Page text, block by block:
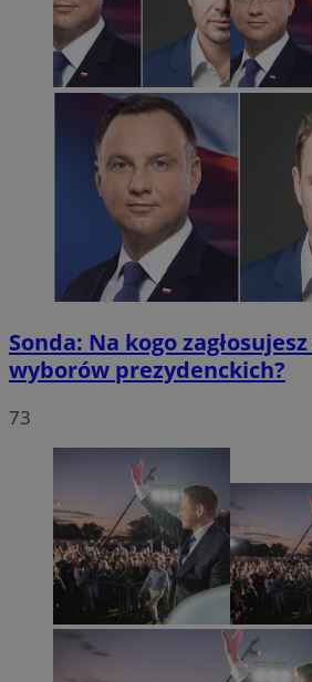
Sonda: Na kogo
wyborów prezydenckich?
73